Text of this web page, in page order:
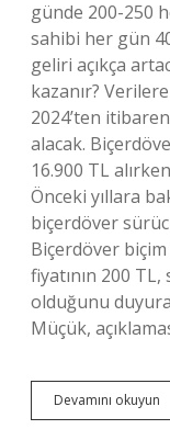
günde 200-250
sahibi her gün
geliri açıkça
kazanır?
2024’ten
alacak.
16.900 TL
Önceki yıllara
biçerdöver
Biçerdöver
fiyatının 200
olduğunu
Müçük,
Devamını okuyun